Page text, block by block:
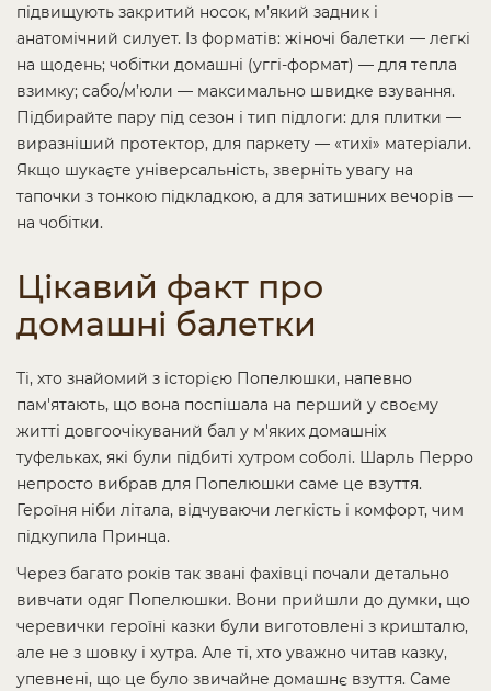
підвищують закритий носок, м’який задник і
анатомічний силует. Із форматів: жіночі балетки — легкі
на щодень; чобітки домашні (уггі-формат) — для тепла
взимку; сабо/м’юли — максимально швидке взування.
Підбирайте пару під сезон і тип підлоги: для плитки —
виразніший протектор, для паркету — «тихі» матеріали.
Якщо шукаєте універсальність, зверніть увагу на
тапочки з тонкою підкладкою, а для затишних вечорів —
на чобітки.
Цікавий факт про
домашні балетки
Ті, хто знайомий з історією Попелюшки, напевно
пам'ятають, що вона поспішала на перший у своєму
житті довгоочікуваний бал у м'яких домашніх
туфельках, які були підбиті хутром соболі. Шарль Перро
непросто вибрав для Попелюшки саме це взуття.
Героїня ніби літала, відчуваючи легкість і комфорт, чим
підкупила Принца.
Через багато років так звані фахівці почали детально
вивчати одяг Попелюшки. Вони прийшли до думки, що
черевички героїні казки були виготовлені з кришталю,
але не з шовку і хутра. Але ті, хто уважно читав казку,
упевнені, що це було звичайне домашнє взуття. Саме